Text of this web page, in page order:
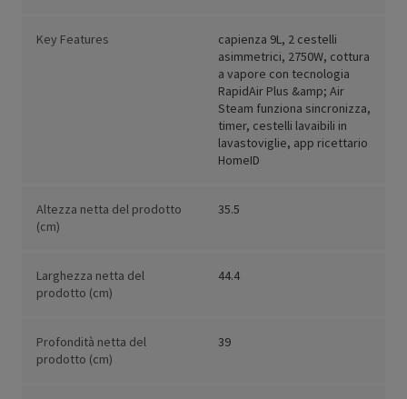
Key Features
capienza 9L, 2 cestelli
asimmetrici, 2750W, cottura
a vapore con tecnologia
RapidAir Plus &amp; Air
Steam funziona sincronizza,
timer, cestelli lavaibili in
lavastoviglie, app ricettario
HomeID
Altezza netta del prodotto
(cm)
35.5
Larghezza netta del
prodotto (cm)
44.4
Profondità netta del
prodotto (cm)
39